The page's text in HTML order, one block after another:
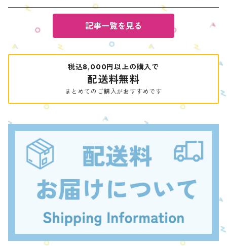
記事一覧を見る
税込8,000円以上の購入で
配送料無料
まとめてのご購入がおすすめです